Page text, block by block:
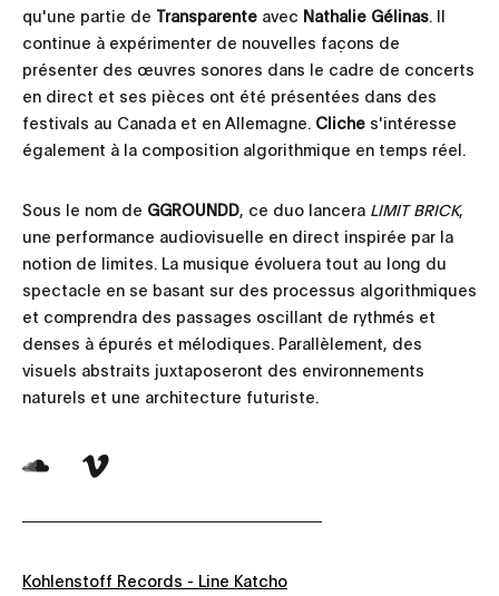
qu'une partie de Transparente avec Nathalie Gélinas. Il
continue à expérimenter de nouvelles façons de
présenter des œuvres sonores dans le cadre de concerts
en direct et ses pièces ont été présentées dans des
festivals au Canada et en Allemagne. Cliche s'intéresse
également à la composition algorithmique en temps réel.
Sous le nom de GGROUNDD, ce duo lancera LIMIT BRICK,
une performance audiovisuelle en direct inspirée par la
notion de limites. La musique évoluera tout au long du
spectacle en se basant sur des processus algorithmiques
et comprendra des passages oscillant de rythmés et
denses à épurés et mélodiques. Parallèlement, des
visuels abstraits juxtaposeront des environnements
naturels et une architecture futuriste.
Kohlenstoff Records - Line Katcho